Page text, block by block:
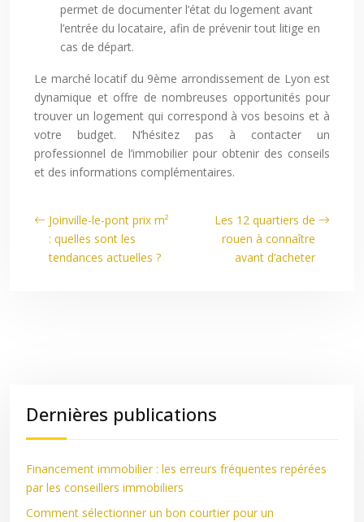
permet de documenter l’état du logement avant
l’entrée du locataire, afin de prévenir tout litige en
cas de départ.
Le marché locatif du 9ème arrondissement de Lyon est
dynamique et offre de nombreuses opportunités pour
trouver un logement qui correspond à vos besoins et à
votre budget. N’hésitez pas à contacter un
professionnel de l’immobilier pour obtenir des conseils
et des informations complémentaires.
Joinville-le-pont prix m²
: quelles sont les
tendances actuelles ?
Les 12 quartiers de
rouen à connaître
avant d’acheter
Dernières publications
Financement immobilier : les erreurs fréquentes repérées
par les conseillers immobiliers
Comment sélectionner un bon courtier pour un